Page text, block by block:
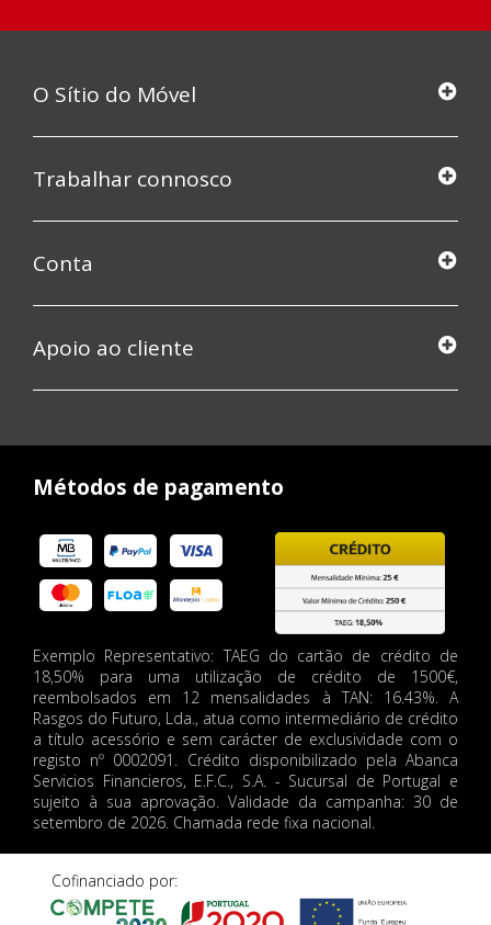
O Sítio do Móvel
Trabalhar connosco
Conta
Apoio ao cliente
Métodos de pagamento
Exemplo Representativo: TAEG do cartão de crédito de
18,50% para uma utilização de crédito de 1500€,
reembolsados em 12 mensalidades à TAN: 16.43%. A
Rasgos do Futuro, Lda., atua como intermediário de crédito
a título acessório e sem carácter de exclusividade com o
registo nº 0002091. Crédito disponibilizado pela Abanca
Servicios Financieros, E.F.C., S.A. - Sucursal de Portugal e
sujeito à sua aprovação. Validade da campanha: 30 de
setembro de 2026. Chamada rede fixa nacional.